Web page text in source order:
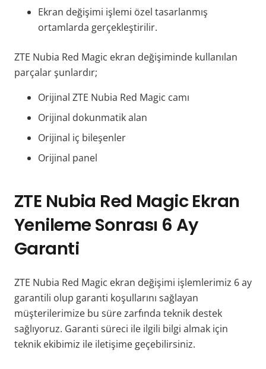
Ekran değişimi işlemi özel tasarlanmış
ortamlarda gerçekleştirilir.
ZTE Nubia Red Magic ekran değişiminde kullanılan
parçalar şunlardır;
Orijinal ZTE Nubia Red Magic camı
Orijinal dokunmatik alan
Orijinal iç bileşenler
Orijinal panel
ZTE Nubia Red Magic Ekran
Yenileme Sonrası 6 Ay
Garanti
ZTE Nubia Red Magic ekran değişimi işlemlerimiz 6 ay
garantili olup garanti koşullarını sağlayan
müşterilerimize bu süre zarfında teknik destek
sağlıyoruz. Garanti süreci ile ilgili bilgi almak için
teknik ekibimiz ile iletişime geçebilirsiniz.